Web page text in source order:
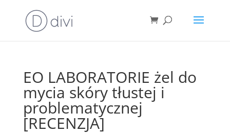
EO LABORATORIE żel do
mycia skóry tłustej i
problematycznej
[RECENZJA]